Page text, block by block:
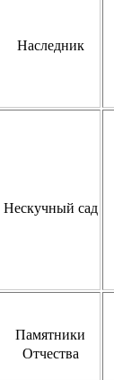
Наследник
Нескучный сад
Памятники
Отчества